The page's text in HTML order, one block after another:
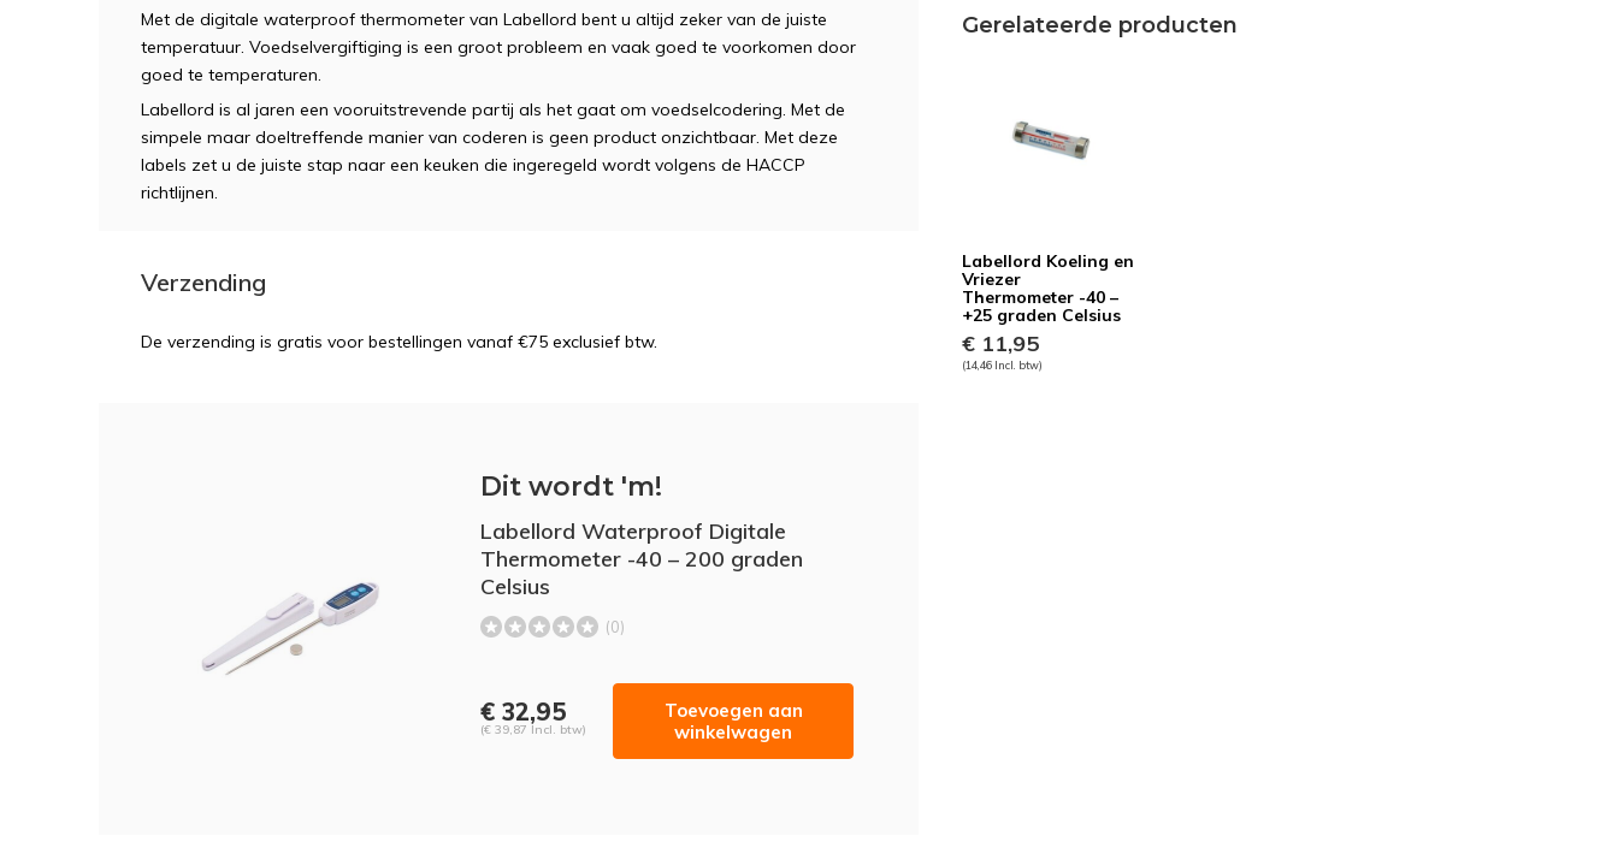
Met de digitale waterproof thermometer van Labellord bent u altijd zeker van de juiste
temperatuur. Voedselvergiftiging is een groot probleem en vaak goed te voorkomen door
goed te temperaturen.
Labellord is al jaren een vooruitstrevende partij als het gaat om voedselcodering. Met de
simpele maar doeltreffende manier van coderen is geen product onzichtbaar. Met deze
labels zet u de juiste stap naar een keuken die ingeregeld wordt volgens de HACCP
richtlijnen.
Verzending
De verzending is gratis voor bestellingen vanaf €75 exclusief btw.
Dit wordt 'm!
Labellord Waterproof Digitale
Thermometer -40 – 200 graden
Celsius
(0)
€ 32,95
(€ 39,87 Incl. btw)
Toevoegen aan
winkelwagen
Gerelateerde producten
Labellord Koeling en
Vriezer
Thermometer -40 –
+25 graden Celsius
€ 11,95
(14,46 Incl. btw)